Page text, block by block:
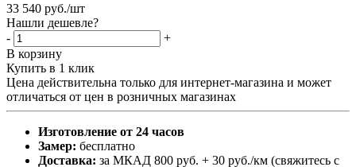
33 540 руб./шт
Нашли дешевле?
-
+
В корзину
Купить в 1 клик
Цена действительна только для интернет-магазина и может
отличаться от цен в розничных магазинах
Изготовление от 24 часов
Замер: бесплатно
Доставка: за МКАД 800 руб. + 30 руб./км (свяжитесь с